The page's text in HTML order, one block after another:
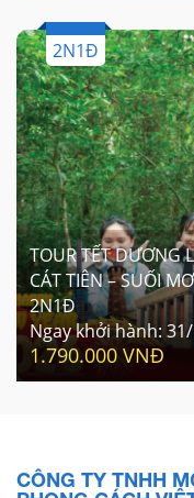
TOUR TẾT DƯƠNG
CÁT TIÊN – SUỐI
2N1Đ
Ngay khởi hành:
1.790.000 VNĐ
CÔNG TY TNHH
- 📞0934 008 116 -